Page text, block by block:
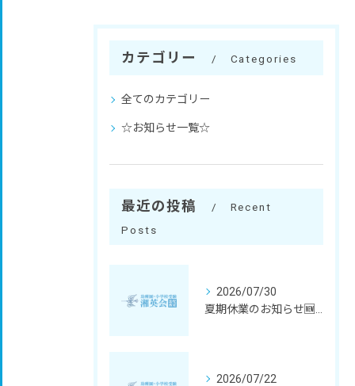
カテゴリー Categories
全てのカテゴリー
☆お知らせ一覧☆
最近の投稿
Recent
Posts
2026/07/30
2026/07/22